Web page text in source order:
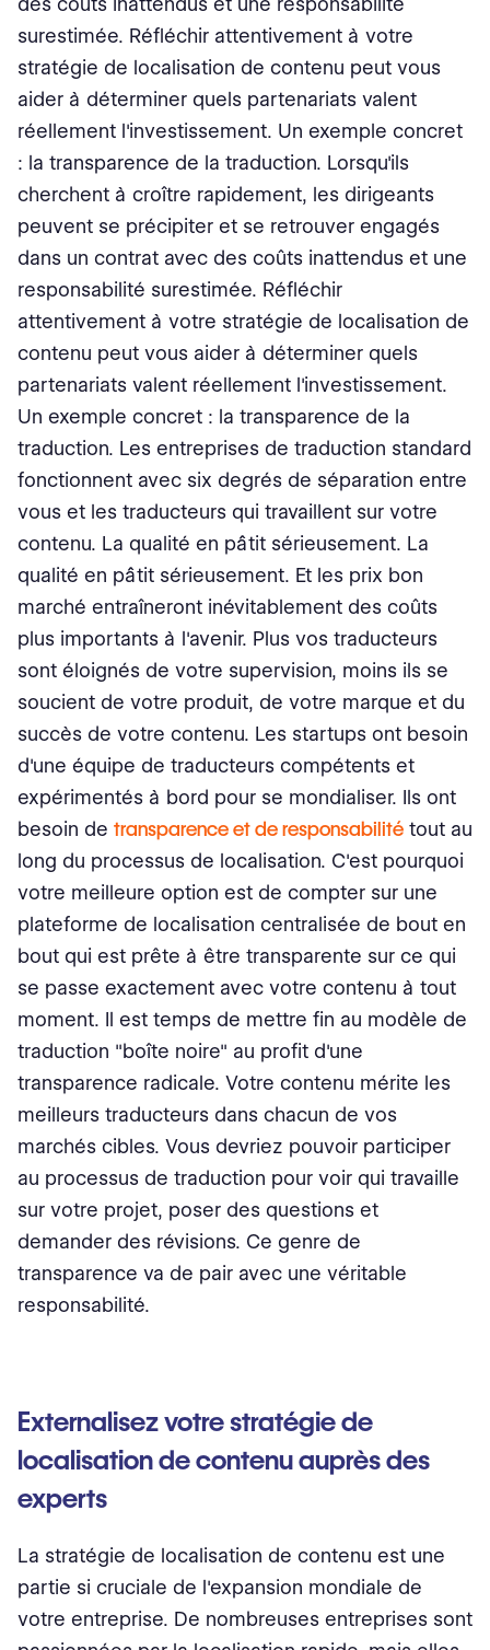
surestimée. Réfléchir attentivement à votre
stratégie de localisation de contenu peut vous
aider à déterminer quels partenariats valent
réellement l'investissement. Un exemple concret
: la transparence de la traduction. Lorsqu'ils
cherchent à croître rapidement, les dirigeants
peuvent se précipiter et se retrouver engagés
dans un contrat avec des coûts inattendus et une
responsabilité surestimée. Réfléchir
attentivement à votre stratégie de localisation de
contenu peut vous aider à déterminer quels
partenariats valent réellement l'investissement.
Un exemple concret : la transparence de la
traduction. Les entreprises de traduction standard
fonctionnent avec six degrés de séparation entre
vous et les traducteurs qui travaillent sur votre
contenu. La qualité en pâtit sérieusement. La
qualité en pâtit sérieusement. Et les prix bon
marché entraîneront inévitablement des coûts
plus importants à l'avenir. Plus vos traducteurs
sont éloignés de votre supervision, moins ils se
soucient de votre produit, de votre marque et du
succès de votre contenu. Les startups ont besoin
d'une équipe de traducteurs compétents et
expérimentés à bord pour se mondialiser. Ils ont
besoin de transparence et de responsabilité tout au
long du processus de localisation. C'est pourquoi
votre meilleure option est de compter sur une
plateforme de localisation centralisée de bout en
bout qui est prête à être transparente sur ce qui
se passe exactement avec votre contenu à tout
moment. Il est temps de mettre fin au modèle de
traduction "boîte noire" au profit d'une
transparence radicale. Votre contenu mérite les
meilleurs traducteurs dans chacun de vos
marchés cibles. Vous devriez pouvoir participer
au processus de traduction pour voir qui travaille
sur votre projet, poser des questions et
demander des révisions. Ce genre de
transparence va de pair avec une véritable
responsabilité.
Externalisez votre stratégie de
localisation de contenu auprès des
experts
La stratégie de localisation de contenu est une
partie si cruciale de l'expansion mondiale de
votre entreprise. De nombreuses entreprises sont